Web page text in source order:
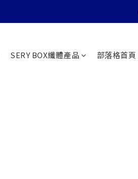
SERY BOX纖體產品 部落格首頁